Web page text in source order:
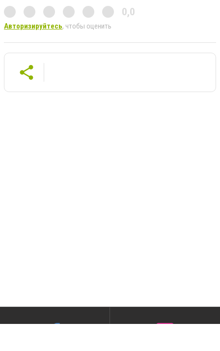
0,0
Авторизируйтесь, чтобы оценить